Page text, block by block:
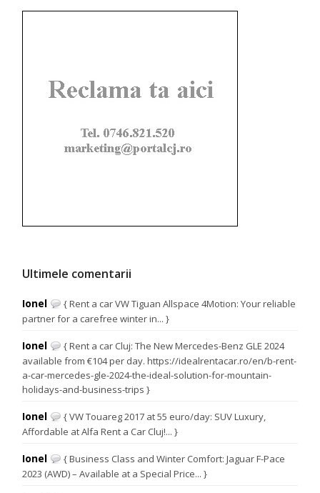
Ultimele comentarii
Ionel
{ Rent a car VW Tiguan Allspace 4Motion: Your reliable
partner for a carefree winter in... }
Ionel
{ Rent a car Cluj: The New Mercedes-Benz GLE 2024
available from €104 per day. https://idealrentacar.ro/en/b-rent-
a-car-mercedes-gle-2024-the-ideal-solution-for-mountain-
holidays-and-business-trips }
Ionel
{ VW Touareg 2017 at 55 euro/day: SUV Luxury,
Affordable at Alfa Rent a Car Cluj!... }
Ionel
{ Business Class and Winter Comfort: Jaguar F-Pace
2023 (AWD) – Available at a Special Price... }